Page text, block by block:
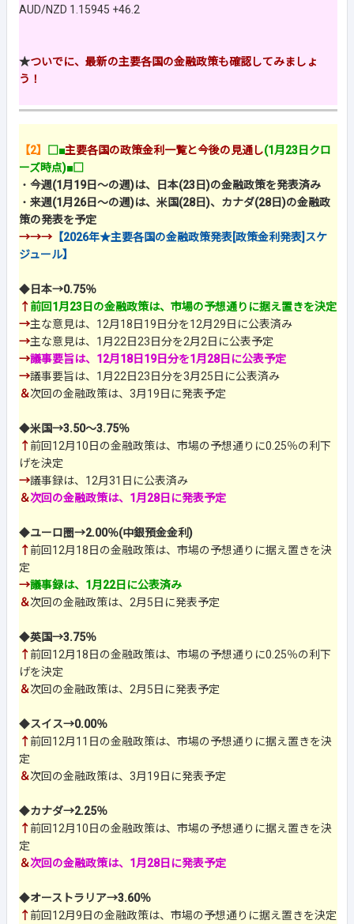
AUD/NZD 1.15945 +46.2
★ついでに、最新の主要各国の金融政策も確認してみましょ
う！
【2】 □■主要各国の政策金利一覧と今後の見通し(1月23日クロ
ーズ時点)■□
・ 今週(1月19日～の週)は、日本(23日)の金融政策を発表済み
・ 来週(1月26日～の週)は、米国(28日)、カナダ(28日)の金融政
策の発表を予定
→→→ 【2026年★主要各国の金融政策発表[政策金利発表]スケ
ジュール】
◆ 日本→0.75％
↑前回1月23日の金融政策は、市場の予想通りに据え置きを決定
→主な意見は、12月18日19日分を12月29日に公表済み
→主な意見は、1月22日23日分を2月2日に公表予定
→議事要旨は、12月18日19日分を1月28日に公表予定
→議事要旨は、1月22日23日分を3月25日に公表済み
＆次回の金融政策は、3月19日に発表予定
◆米国→3.50～3.75％
↑前回12月10日の金融政策は、市場の予想通りに0.25％の利下
げを決定
→議事録は、12月31日に公表済み
＆次回の金融政策は、1月28日に発表予定
◆ユーロ圏→2.00％(中銀預金金利)
↑前回12月18日の金融政策は、市場の予想通りに据え置きを決
定
→議事録は、1月22日に公表済み
＆次回の金融政策は、2月5日に発表予定
◆英国→3.75％
↑前回12月18日の金融政策は、市場の予想通りに0.25％の利下
げを決定
＆次回の金融政策は、2月5日に発表予定
◆スイス→0.00％
↑前回12月11日の金融政策は、市場の予想通りに据え置きを決
定
＆次回の金融政策は、3月19日に発表予定
◆カナダ→2.25％
↑前回12月10日の金融政策は、市場の予想通りに据え置きを決
定
＆次回の金融政策は、1月28日に発表予定
◆オーストラリア→3.60％
↑前回12月9日の金融政策は、市場の予想通りに据え置きを決定